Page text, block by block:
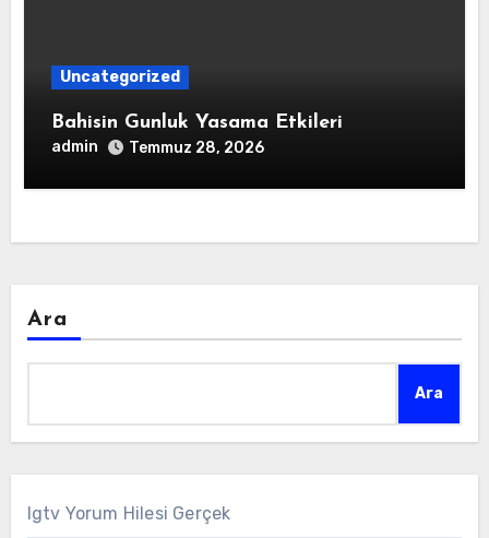
Uncategorized
Bahisin Gunluk Yasama Etkileri
admin Temmuz 28, 2026
Ara
Ara
Igtv Yorum Hilesi Gerçek